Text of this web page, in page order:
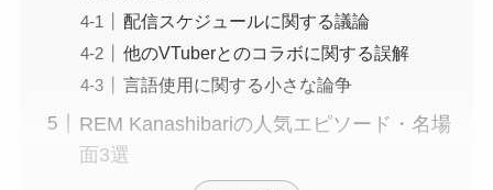
配信スケジュールに関する議論
他のVTuberとのコラボに関する誤解
言語使用に関する小さな論争
REM Kanashibariの人気エピソード・名場
面3選